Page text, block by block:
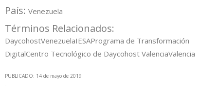
País: Venezuela
Términos Relacionados:
DaycohostVenezuelaIESAPrograma de Transformación
DigitalCentro Tecnológico de Daycohost ValenciaValencia
PUBLICADO: 14 de mayo de 2019